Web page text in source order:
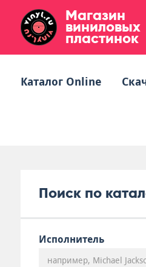
Магазин
виниловых
пластинок
Каталог Online
Поиск по
Исполнитель